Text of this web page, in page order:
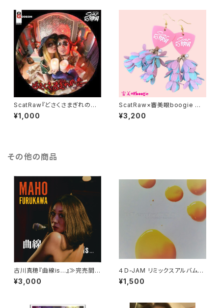
ScatRaw『どさくさまぎれの恋』
（ジャケットは全部で6種類！）
¥1,000
ScatRaw×審美眼boogie コラ
ボアクセ第②弾－マーメイド
¥3,200
その他の商品
古川真穂『曲線is...』≫完売間
近!!≪
¥3,000
４Ｄ-JAM リミックスアルバム
『６Remix／Ｓ.Ｓ.Ｓ』
¥1,500